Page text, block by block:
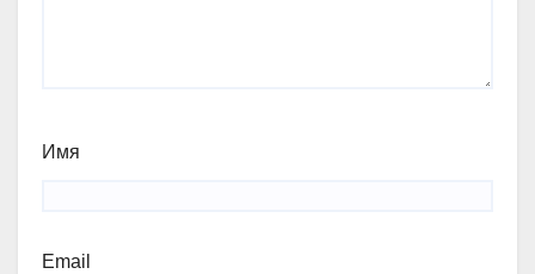
Имя
Email